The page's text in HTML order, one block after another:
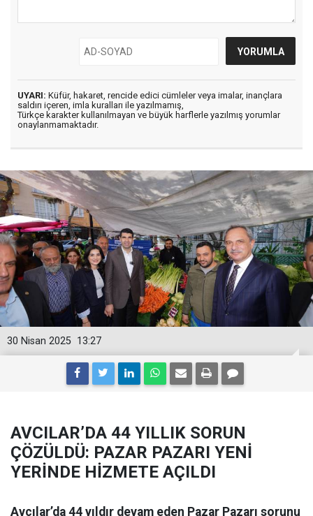
UYARI: Küfür, hakaret, rencide edici cümleler veya imalar, inançlara
saldırı içeren, imla kuralları ile yazılmamış,
Türkçe karakter kullanılmayan ve büyük harflerle yazılmış yorumlar
onaylanmamaktadır.
13:27
30 Nisan 2025
AVCILAR’DA 44 YILLIK SORUN
ÇÖZÜLDÜ: PAZAR PAZARI YENİ
YERİNDE HİZMETE AÇILDI
Avcılar’da 44 yıldır devam eden Pazar Pazarı sorunu